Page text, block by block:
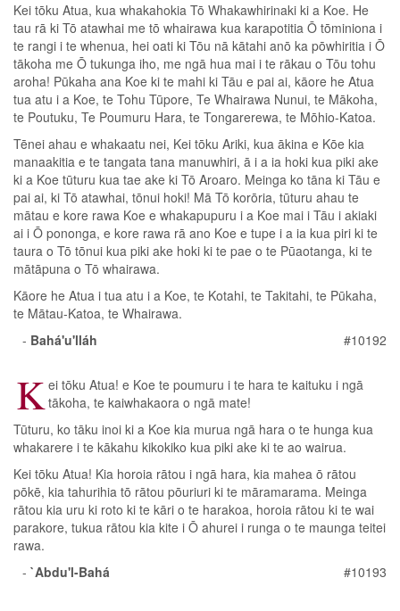
Kei tōku Atua, kua whakahokia Tō Whakawhirinaki ki a Koe. He
tau rā ki Tō atawhai me tō whairawa kua karapotitia Ō tōminiona i
te rangi i te whenua, hei oati ki Tōu nā kātahi anō ka pōwhiritia i Ō
tākoha me Ō tukunga iho, me ngā hua mai i te rākau o Tōu tohu
aroha! Pūkaha ana Koe ki te mahi ki Tāu e pai ai, kāore he Atua
tua atu i a Koe, te Tohu Tūpore, Te Whairawa Nunui, te Mākoha,
te Poutuku, Te Poumuru Hara, te Tongarerewa, te Mōhio-Katoa.
Tēnei ahau e whakaatu nei, Kei tōku Ariki, kua ākina e Kōe kia
manaakitia e te tangata tana manuwhiri, ā i a ia hoki kua piki ake
ki a Koe tūturu kua tae ake ki Tō Aroaro. Meinga ko tāna ki Tāu e
pai ai, ki Tō atawhai, tōnui hoki! Mā Tō korōria, tūturu ahau te
mātau e kore rawa Koe e whakapupuru i a Koe mai i Tāu i akiaki
ai i Ō pononga, e kore rawa rā ano Koe e tupe i a ia kua piri ki te
taura o Tō tōnui kua piki ake hoki ki te pae o te Pūaotanga, ki te
mātāpuna o Tō whairawa.
Kāore he Atua i tua atu i a Koe, te Kotahi, te Takitahi, te Pūkaha,
te Mātau-Katoa, te Whairawa.
#10192
- Bahá'u'lláh
K ei tōku Atua! e Koe te poumuru i te hara te kaituku i ngā
tākoha, te kaiwhakaora o ngā mate!
Tūturu, ko tāku inoi ki a Koe kia murua ngā hara o te hunga kua
whakarere i te kākahu kikokiko kua piki ake ki te ao wairua.
Kei tōku Atua! Kia horoia rātou i ngā hara, kia mahea ō rātou
pōkē, kia tahurihia tō rātou pōuriuri ki te māramarama. Meinga
rātou kia uru ki roto ki te kāri o te harakoa, horoia rātou ki te wai
parakore, tukua rātou kia kite i Ō ahurei i runga o te maunga teitei
rawa.
#10193
- `Abdu'l-Bahá